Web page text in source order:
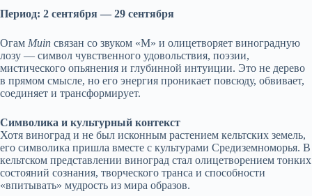
Период: 2 сентября — 29 сентября
Огам Muin связан со звуком «M» и олицетворяет виноградную
лозу — символ чувственного удовольствия, поэзии,
мистического опьянения и глубинной интуиции. Это не дерево
в прямом смысле, но его энергия проникает повсюду, обвивает,
соединяет и трансформирует.
Символика и культурный контекст
Хотя виноград и не был исконным растением кельтских земель,
его символика пришла вместе с культурами Средиземноморья. В
кельтском представлении виноград стал олицетворением тонких
состояний сознания, творческого транса и способности
«впитывать» мудрость из мира образов.